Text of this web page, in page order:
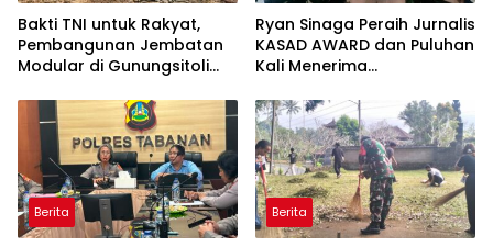
Bakti TNI untuk Rakyat,
Pembangunan Jembatan
Modular di Gunungsitoli
Abutmen
Ryan Sinaga Peraih Jurnalis
KASAD AWARD dan Puluhan
Kali Menerima
Media Aktif Publikasi
Kegiatan TNI
Berita Berita